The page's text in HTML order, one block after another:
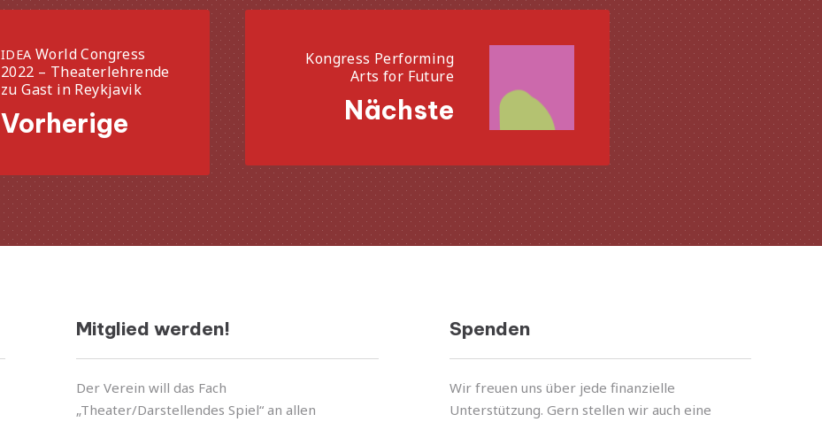
IDEA World Congress
2022 – Theaterlehrende
zu Gast in Reykjavik
Vorherige
Kongress Performing
Arts for Future
Nächste
Mitglied werden!
Der Verein will das Fach
„Theater/Darstellendes Spiel“ an allen
Spenden
Wir freuen uns über jede finan­zi­elle
Unterstützung. Gern stel­len wir auch eine